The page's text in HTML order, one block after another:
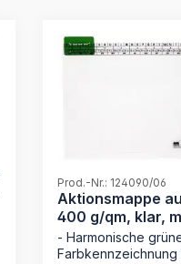
Prod.-Nr.: 124090/06
Aktionsmappe
400 g/qm, klar,
Läufer
- Harmonische
Farbkennzeichnung